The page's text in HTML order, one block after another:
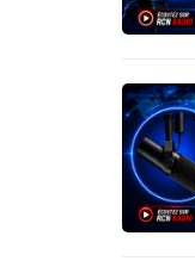
Alerte Méduses 06
Issa Nissa OGC Nice